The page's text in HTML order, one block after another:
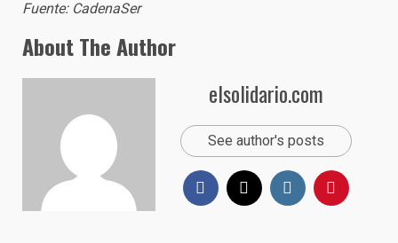
Fuente: CadenaSer
About The Author
elsolidario.com
See author's posts